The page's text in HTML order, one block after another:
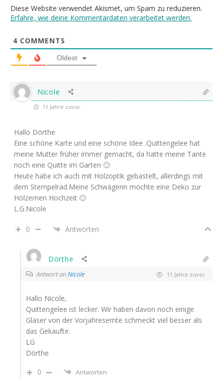
Diese Website verwendet Akismet, um Spam zu reduzieren.
Erfahre, wie deine Kommentardaten verarbeitet werden.
4 COMMENTS
Oldest
Nicole
11 Jahre zuvor
Hallo Dörthe
Eine schöne Karte und eine schöne Idee .Quittengelee hat
meine Mutter früher immer gemacht, da hatte meine Tante
noch eine Quitte im Garten 🙂
Heute habe ich auch mit Holzoptik gebastelt, allerdings mit
dem Stempelrad.Meine Schwägerin möchte eine Deko zur
Hölzernen Hochzeit 🙂
L.G.Nicole
0 Antworten
Dörthe
Antwort anNicole 11 Jahre zuvor
Hallo Nicole,
Quittengelee ist lecker. Wir haben davon noch einige
Gläser von der Vorjahresernte schmeckt viel besser als
das Gekaufte.
LG
Dörthe
0
Antworten